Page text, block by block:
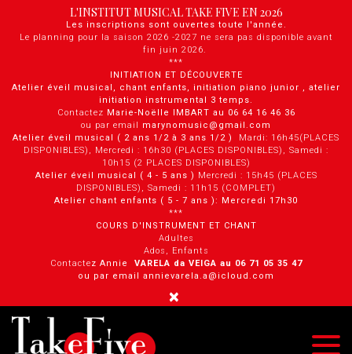
L'INSTITUT MUSICAL TAKE FIVE EN 2026
Les inscriptions sont ouvertes toute l'année.
Le planning pour la saison 2026 -2027 ne sera pas disponible avant
fin juin 2026.
***
INITIATION ET DÉCOUVERTE
Atelier éveil musical, chant enfants, initiation piano junior , atelier
initiation instrumental 3 temps.
Contactez Marie-Noëlle IMBART au 06 64 16 46 36
ou par email marynomusic@gmail.com
Atelier éveil musical ( 2 ans 1/2 à 3 ans 1/2 ) Mardi: 16h45(PLACES
DISPONIBLES), Mercredi : 16h30 (PLACES DISPONIBLES), Samedi :
10h15 (2 PLACES DISPONIBLES)
Atelier éveil musical ( 4 - 5 ans ) Mercredi : 15h45 (PLACES
DISPONIBLES), Samedi : 11h15 (COMPLET)
Atelier chant enfants ( 5 - 7 ans ): Mercredi 17h30
***
COURS D'INSTRUMENT ET CHANT
Adultes
Ados, Enfants
Contactez Annie VARELA da VEIGA au 0 6 71 05 35 47
ou par email annievarela.a@icloud.com
×
Panneau de gestion des cookies